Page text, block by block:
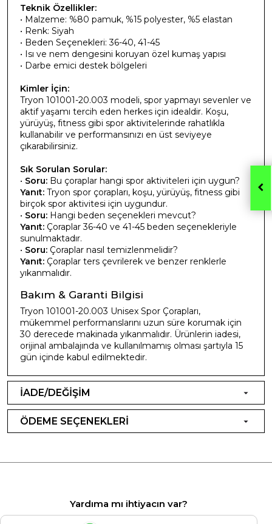
Teknik Özellikler:
• Malzeme: %80 pamuk, %15 polyester, %5 elastan
• Renk: Siyah
• Beden Seçenekleri: 36-40, 41-45
• Isı ve nem dengesini koruyan özel kumaş yapısı
• Darbe emici destek bölgeleri
Kimler İçin:
Tryon 101001-20.003 modeli, spor yapmayı sevenler ve
aktif yaşamı tercih eden herkes için idealdir. Koşu,
yürüyüş, fitness gibi spor aktivitelerinde rahatlıkla
kullanabilir ve performansınızı en üst seviyeye
çıkarabilirsiniz.
Sık Sorulan Sorular:
• Soru: Bu çoraplar hangi spor aktiviteleri için uygun?
Yanıt: Tryon spor çorapları, koşu, yürüyüş, fitness gibi
birçok spor aktivitesi için uygundur.
• Soru: Hangi beden seçenekleri mevcut?
Yanıt: Çoraplar 36-40 ve 41-45 beden seçenekleriyle
sunulmaktadır.
• Soru: Çoraplar nasıl temizlenmelidir?
Yanıt: Çoraplar ters çevrilerek ve benzer renklerle
yıkanmalıdır.
Bakım & Garanti Bilgisi
Tryon 101001-20.003 Unisex Spor Çorapları,
mükemmel performanslarını uzun süre korumak için
30 derecede makinada yıkanmalıdır. Ürünlerin iadesi,
orijinal ambalajında ve kullanılmamış olması şartıyla 15
gün içinde kabul edilmektedir.
İADE/DEĞİŞİM
ÖDEME SEÇENEKLERİ
Yardıma mı ihtiyacın var?